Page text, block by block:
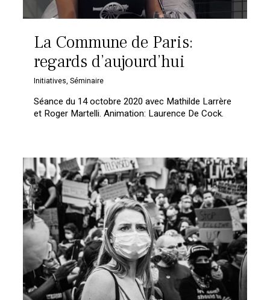
La Commune de Paris:
regards d’aujourd’hui
Initiatives,Séminaire
Séance du 14 octobre 2020 avec Mathilde Larrère
et Roger Martelli. Animation: Laurence De Cock.